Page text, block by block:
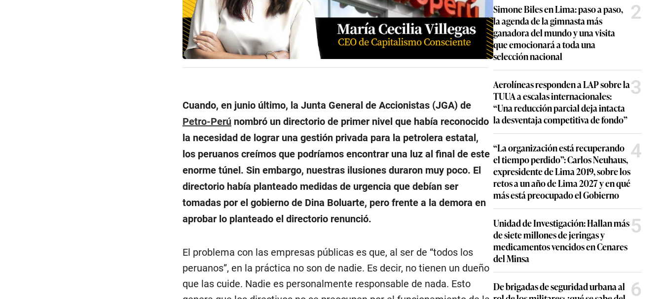
Cuando, en junio último, la Junta General de Accionistas (JGA) de
Petro-Perú nombró un directorio de primer nivel que había reconocido
la necesidad de lograr una gestión privada para la petrolera estatal,
los peruanos creímos que podríamos encontrar una luz al final de este
enorme túnel. Sin embargo, nuestras ilusiones duraron muy poco. El
directorio había planteado medidas de urgencia que debían ser
tomadas por el gobierno de Dina Boluarte, pero frente a la demora en
aprobar lo planteado el directorio renunció.
El problema con las empresas públicas es que, al ser de “todos los
peruanos”, en la práctica no son de nadie. Es decir, no tienen un dueño
que las cuide. Nadie es personalmente responsable de nada. Esto
Simone Biles en Lima: paso a paso,
la agenda de la gimnasta más
ganadora del mundo y una visita
que emocionará a toda una
selección nacional
2
Aerolíneas responden a LAP sobre la
TUUA a escalas internacionales:
“Una reducción parcial deja intacta
la desventaja competitiva de fondo”
3
“La organización está recuperando
el tiempo perdido”: Carlos Neuhaus,
expresidente de Lima 2019, sobre los
retos a un año de Lima 2027 y en qué
más está preocupado el Gobierno
4
Unidad de Investigación: Hallan más
de siete millones de jeringas y
medicamentos vencidos en Cenares
del Minsa
5
De brigadas de seguridad urbana al 6